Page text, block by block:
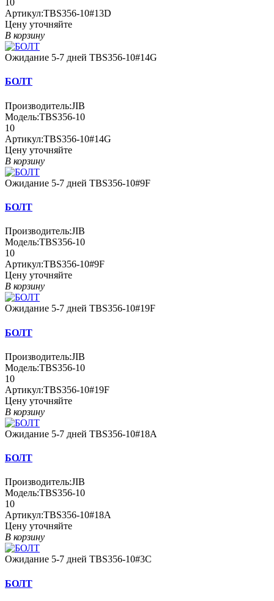
10
Артикул:TBS356-10#13D
Цену уточняйте
В корзину
Ожидание 5-7 дней TBS356-10#14G
БОЛТ
Производитель:JIB
Модель:TBS356-10
10
Артикул:TBS356-10#14G
Цену уточняйте
В корзину
Ожидание 5-7 дней TBS356-10#9F
БОЛТ
Производитель:JIB
Модель:TBS356-10
10
Артикул:TBS356-10#9F
Цену уточняйте
В корзину
Ожидание 5-7 дней TBS356-10#19F
БОЛТ
Производитель:JIB
Модель:TBS356-10
10
Артикул:TBS356-10#19F
Цену уточняйте
В корзину
Ожидание 5-7 дней TBS356-10#18A
БОЛТ
Производитель:JIB
Модель:TBS356-10
10
Артикул:TBS356-10#18A
Цену уточняйте
В корзину
Ожидание 5-7 дней TBS356-10#3C
БОЛТ